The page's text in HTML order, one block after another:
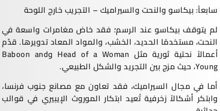
سابعاً: بيكاسو والنحت والسيراميك – التجريب خارج اللوحة
لم يتوقف بيكاسو عند الرسم؛ فقد خاض مغامرات واسعة في
النحت، مستخدمًا الحديد، الخشب، والمواد المعاد تدويرها. قدّم
أعمالاً نحتية ثورية مثل Head of a Woman وBaboon and
Young، حيث مزج بين التجريد والشكل الطبيعي.
أما في مجال السيراميك، فقد تعاون مع مصانع جنوب فرنسا،
وابتكر أشكالاً زخرفية تُعيد ابتكار الموروث الإيبيري في قوالب